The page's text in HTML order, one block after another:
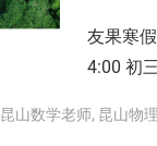
友果寒
4:00 初
昆山数学老师, 昆山物